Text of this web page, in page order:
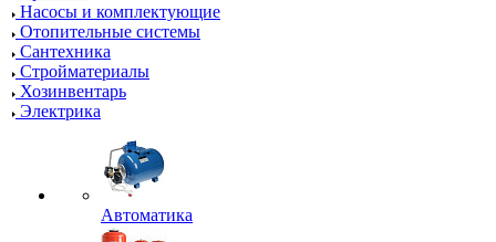
Насосы и комплектующие
Отопительные системы
Сантехника
Стройматериалы
Хозинвентарь
Электрика
Автоматика